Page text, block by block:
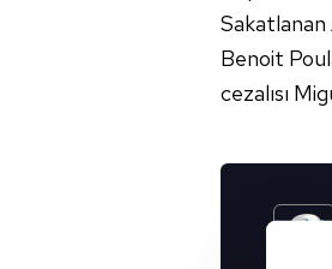
Benoit
cezalısı